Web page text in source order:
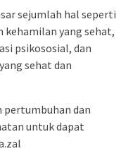
sejumlah hal seperti
kehamilan yang sehat,
psikososial, dan
sehat dan
pertumbuhan dan
untuk dapat